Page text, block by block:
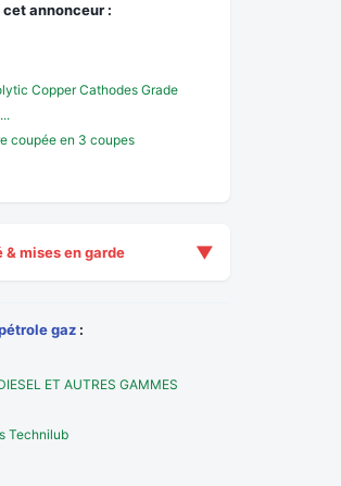
annonceur :
Copper Cathodes Grade
coupée en 3 coupes
mises en garde ▼
gaz :
ET AUTRES GAMMES
Technilub